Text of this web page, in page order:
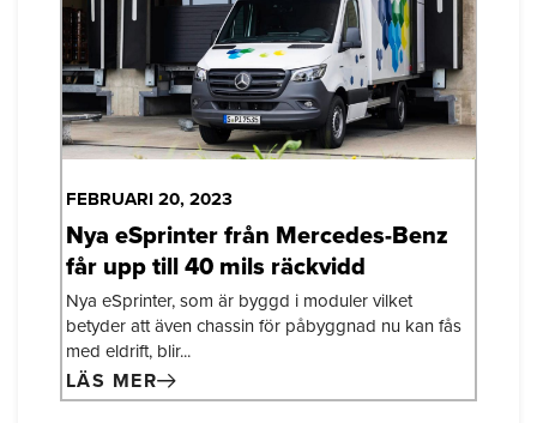
FEBRUARI 20, 2023
Nya eSprinter från Mercedes-Benz
får upp till 40 mils räckvidd
Nya eSprinter, som är byggd i moduler vilket
betyder att även chassin för påbyggnad nu kan fås
med eldrift, blir...
LÄS MER